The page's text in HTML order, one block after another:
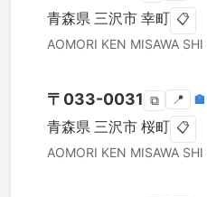
青森県 三沢市 幸町 📋
AOMORI KEN MISAWA SHI
〒 033-0031 ⧉ 📍 🏣
青森県 三沢市 桜町 📋
AOMORI KEN MISAWA SHI